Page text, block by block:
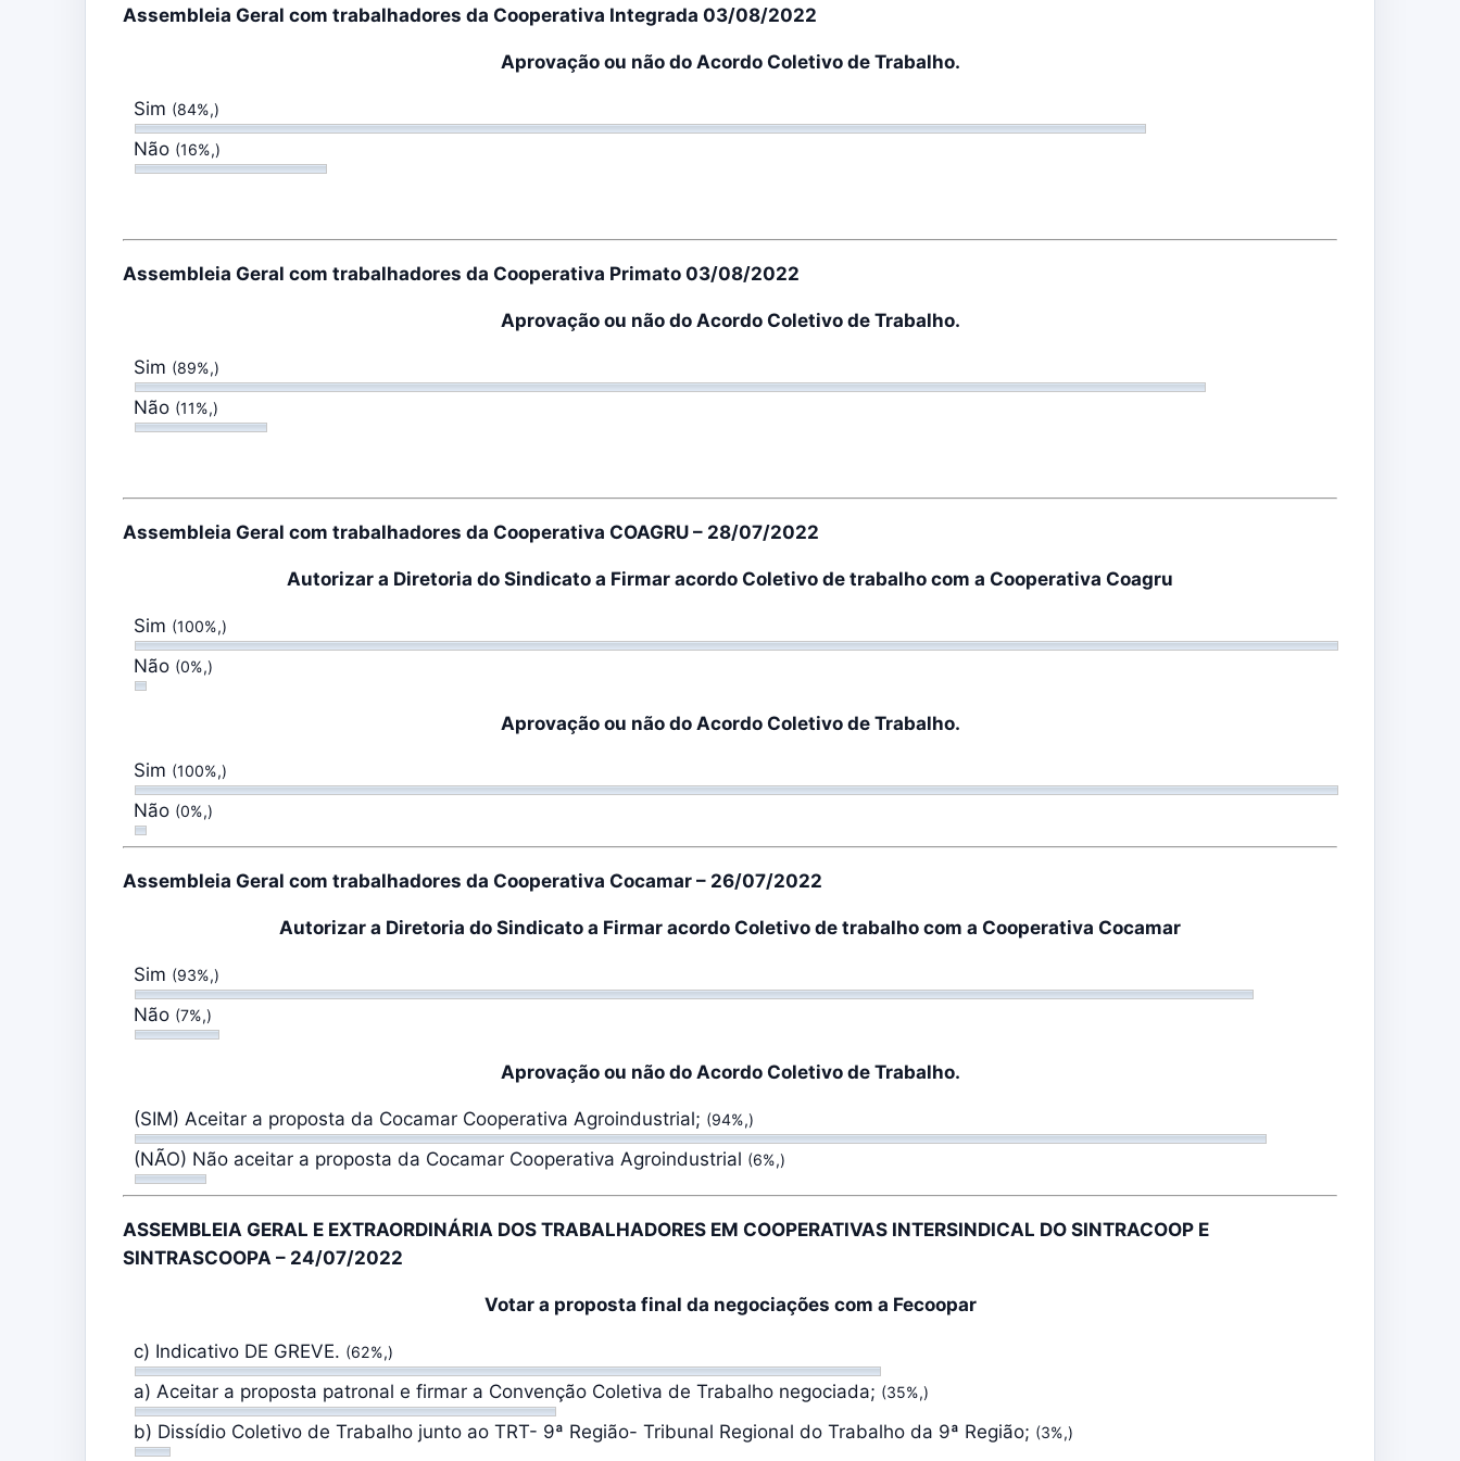
Assembleia Geral com trabalhadores da Cooperativa Integrada 03/08/2022
Aprovação ou não do Acordo Coletivo de Trabalho.
Sim (84%,)
Não (16%,)
Assembleia Geral com trabalhadores da Cooperativa Primato 03/08/2022
Aprovação ou não do Acordo Coletivo de Trabalho.
Sim (89%,)
Não (11%,)
Assembleia Geral com trabalhadores da Cooperativa COAGRU – 28/07/2022
Autorizar a Diretoria do Sindicato a Firmar acordo Coletivo de trabalho com a Cooperativa Coagru
Sim (100%,)
Não (0%,)
Aprovação ou não do Acordo Coletivo de Trabalho.
Sim (100%,)
Não (0%,)
Assembleia Geral com trabalhadores da Cooperativa Cocamar – 26/07/2022
Autorizar a Diretoria do Sindicato a Firmar acordo Coletivo de trabalho com a Cooperativa Cocamar
Sim (93%,)
Não (7%,)
Aprovação ou não do Acordo Coletivo de Trabalho.
(SIM) Aceitar a proposta da Cocamar Cooperativa Agroindustrial; (94%,)
(NÃO) Não aceitar a proposta da Cocamar Cooperativa Agroindustrial (6%,)
ASSEMBLEIA GERAL E EXTRAORDINÁRIA DOS TRABALHADORES EM COOPERATIVAS INTERSINDICAL DO SINTRACOOP E
SINTRASCOOPA – 24/07/2022
Votar a proposta final da negociações com a Fecoopar
c) Indicativo DE GREVE. (62%,)
a) Aceitar a proposta patronal e firmar a Convenção Coletiva de Trabalho negociada; (35%,)
b) Dissídio Coletivo de Trabalho junto ao TRT- 9ª Região- Tribunal Regional do Trabalho da 9ª Região; (3%,)